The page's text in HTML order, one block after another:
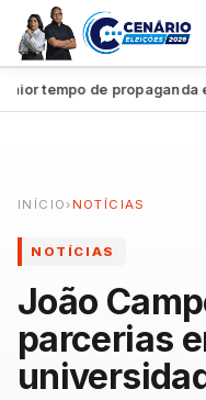
tempo de propaganda
INÍCIO › NOTÍCIAS
NOTÍCIAS
João
parcerias